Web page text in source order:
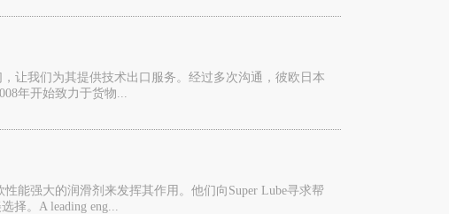
让我们为其提供技术出口服务。经过多次沟通，彼欧日本
年开始致力于货物...
能强大的润滑剂来发挥其作用。他们向Super Lube寻求帮
择。A leading eng...